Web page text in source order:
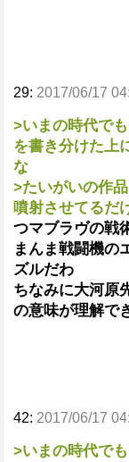
29: 2017/06/17
>いまの時代で
を書き分けた上
な
>たいがいの作
噴射させてるだ
つマブラヴの戦
まんま戦闘機の
ズルだわ
ちなみに大河原
の意味が理解で
42: 2017/06/17
>いまの時代で